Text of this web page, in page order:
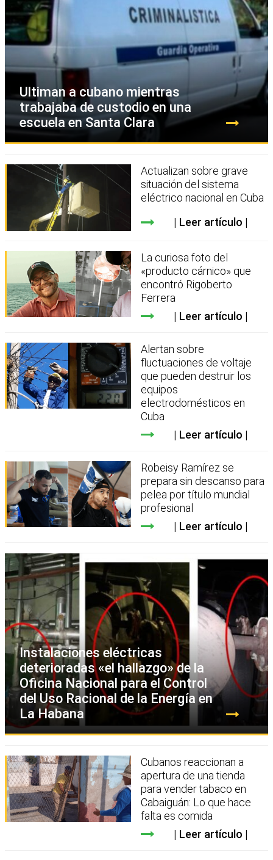
Ultiman a cubano mientras
trabajaba de custodio en una
escuela en Santa Clara
Actualizan sobre grave
situación del sistema
eléctrico nacional en Cuba
Leer artículo
La curiosa foto del
«producto cárnico» que
encontró Rigoberto
Ferrera
Leer artículo
Alertan sobre
fluctuaciones de voltaje
que pueden destruir los
equipos
electrodomésticos en
Cuba
Leer artículo
Robeisy Ramírez se
prepara sin descanso para
pelea por título mundial
profesional
Leer artículo
Instalaciones eléctricas
deterioradas «el hallazgo» de la
Oficina Nacional para el Control
del Uso Racional de la Energía en
La Habana
Cubanos reaccionan a
apertura de una tienda
para vender tabaco en
Cabaiguán: Lo que hace
falta es comida
Leer artículo